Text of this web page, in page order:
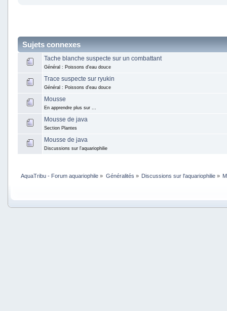
Sujets connexes
Tache blanche suspecte sur un combattant
Général : Poissons d'eau douce
Trace suspecte sur ryukin
Général : Poissons d'eau douce
Mousse
En apprendre plus sur ...
Mousse de java
Section Plantes
Mousse de java
Discussions sur l'aquariophilie
AquaTribu - Forum aquariophile » Généralités » Discussions sur l'aquariophilie»